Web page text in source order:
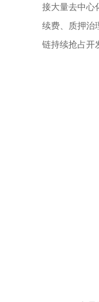
接大量去中心
续费、质押治
链持续抢占开